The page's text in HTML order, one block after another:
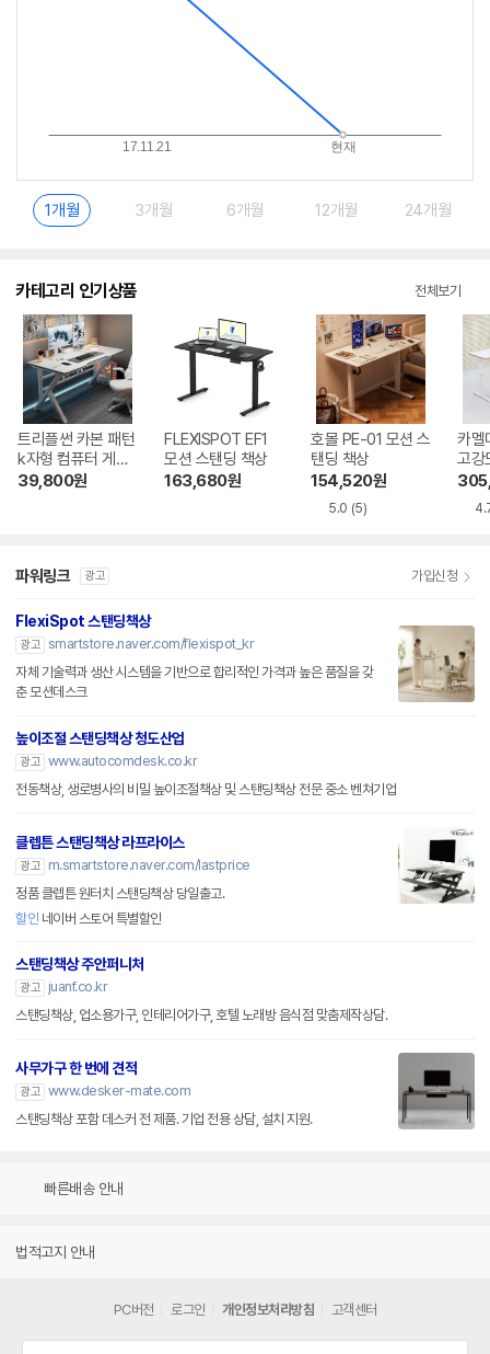
1개월 3개월 6개월 12개월 24개월
카테고리 인기상품 전체보기
트리플썬 카본 패턴
k자형 컴퓨터 게이
밍 책상
39,800원
FLEXISPOT EF1
모션 스탠딩 책상
163,680원
호몰 PE-01 모션 스
탠딩 책상
154,520원
5.0 (5)
카멜
고강
프레
책상
파워링크 광고 가입신청
FlexiSpot 스탠딩책상
광고 smartstore.naver.com/flexispot_kr
자체 기술력과 생산 시스템을 기반으로 합리적인 가격과 높은 품질을 갖
춘 모션데스크
높이조절 스탠딩책상 청도산업
광고 www.autocomdesk.co.kr
전동책상, 생로병사의 비밀 높이조절책상 및 스탠딩책상 전문 중소 벤쳐기업
클렙튼 스탠딩책상 라프라이스
광고
m.smartstore.naver.com/lastprice
정품 클렙튼 원터치 스탠딩책상 당일출고.
할인 네이버 스토어 특별할인
스탠딩책상 주안퍼니처
광고
juanf.co.kr
스탠딩책상, 업소용가구, 인테리어가구, 호텔 노래방 음식점 맞춤제작상담.
사무가구 한 번에 견적
광고 www.desker-mate.com
스탠딩책상 포함 데스커 전 제품. 기업 전용 상담, 설치 지원.
빠른배송 안내
법적고지 안내
PC버전 로그인 개인정보처리방침 고객센터